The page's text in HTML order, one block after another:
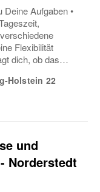
Aufgaben •
Flexibilität
dich, ob das
Gürtel gut
Holstein 22
und
Norderstedt